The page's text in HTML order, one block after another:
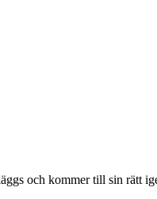
och kommer till sin rätt